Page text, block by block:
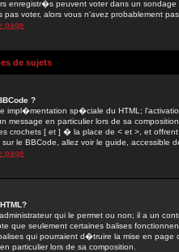
enregistr�s peuvent voter dans un
pas voter, alors vous n'avez probablement
page
de sujets
?
impl�mentation sp�ciale du HTML;
message en particulier lors de sa
crochets [ et ] � la place de < et >, et
le BBCode, allez voir le guide, accessible
page
qui le permet ou non; il a un
que seulement certaines balises
qui pourraient d�truire la mise en
particulier lors de sa composition.